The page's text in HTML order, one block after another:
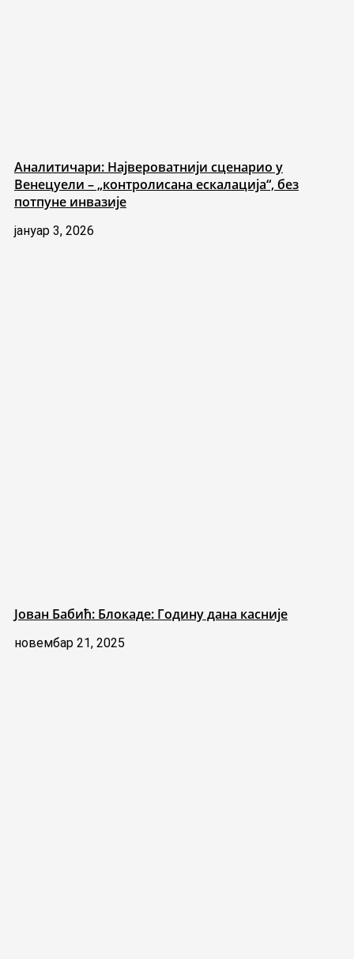
Аналитичари: Највероватнији сценарио у
Венецуели – „контролисана ескалација“, без
потпуне инвазије
јануар 3, 2026
Јован Бабић: Блокаде: Годину дана касније
новембар 21, 2025